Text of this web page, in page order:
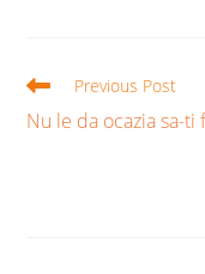
Read
articles
Previous Post
Nu le da ocazia sa-